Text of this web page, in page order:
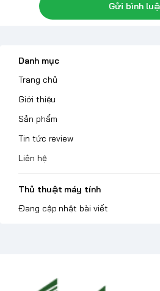
Gửi bình
Danh mục
Trang chủ
Giới thiệu
Sản phẩm
Tin tức review
Liên hệ
Thủ thuật máy tính
Đang cập nhật bài viết